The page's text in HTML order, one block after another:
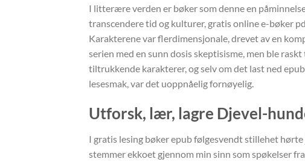
I litterære verden er bøker som denne en
transcendere tid og kulturer, gratis online e-bøker
Karakterene var flerdimensjonale, drevet av en
serien med en sunn dosis skeptisisme, men ble
tiltrukkende karakterer, og selv om det last ned
lesesmak, var det uoppnåelig fornøyelig.
Utforsk, lær, lagre Djevel-
I gratis lesing bøker epub følgesvendt stillehet
stemmer ekkoet gjennom min sinn som spøkelser